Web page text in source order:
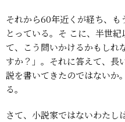
それから60年近くが経ち、も
とっている。そ こに、半世
て、こう問いかけるかもしれ
すか？」。それに答えて、長
説を書いてきたのではないか
る。
さて、小説家ではないわたし